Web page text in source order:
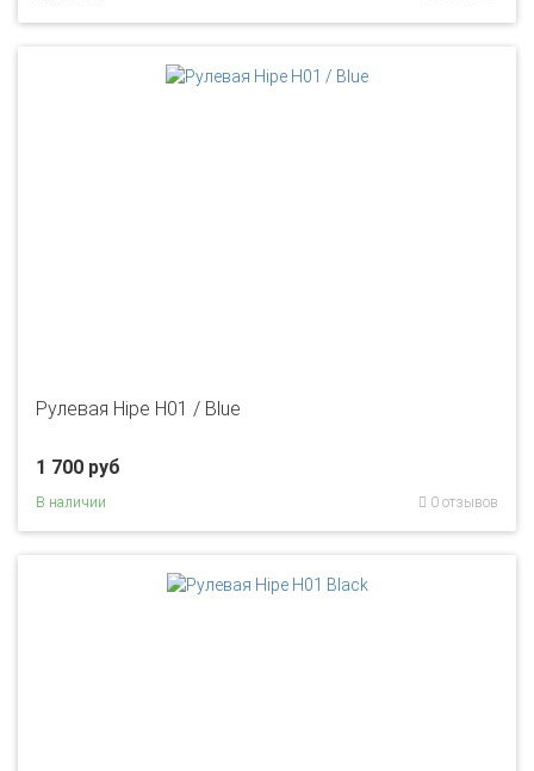
Рулевая Hipe H01 / Blue
1 700 руб
В наличии 0 отзывов